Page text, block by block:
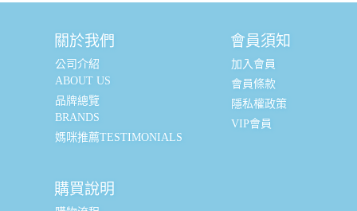
關於我們
公司介紹
ABOUT US
品牌總覽
BRANDS
媽咪推薦TESTIMONIALS
會員須知
加入會員
會員條款
隱私權政策
VIP會員
購買說明